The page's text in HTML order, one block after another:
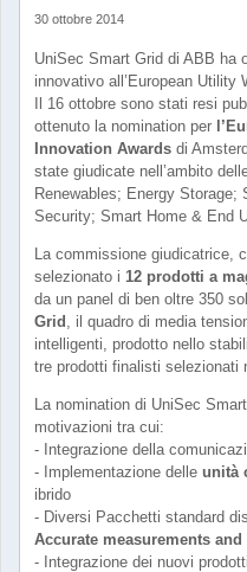
30 ottobre 2014
UniSec Smart Grid di ABB ha
innovativo all’European Utility
Il 16 ottobre sono stati resi
ottenuto la nomination per
Innovation Awards di
state giudicate nell’ambito
Renewables; Energy Storage;
Security; Smart Home & End
La commissione giudicatrice,
selezionato i 12 prodotti a
da un panel di ben oltre 350
Grid , il quadro di media
intelligenti, prodotto nello
tre prodotti finalisti selezionati
La nomination di UniSec
motivazioni tra cui:
- Integrazione della
- Implementazione delle unità
ibrido
- Diversi Pacchetti standard
Accurate measurements
- Integrazione dei nuovi prodotti